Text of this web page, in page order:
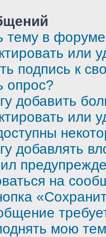
тему в
или
подпись к
опрос?
добавить
или
добавлять
на
мою